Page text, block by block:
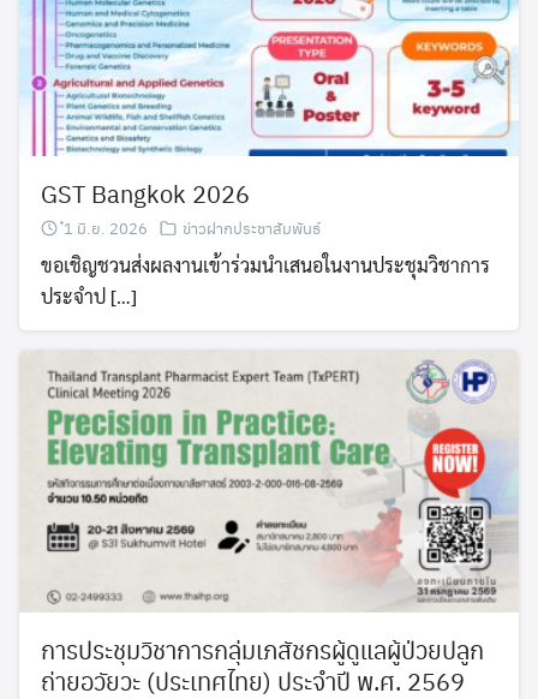
GST Bangkok 2026
๋1 มิ.ย. 2026 ข่าวฝากประชาสัมพันธ์
ขอเชิญชวนส่งผลงานเข้าร่วมนำเสนอในงานประชุมวิชาการ
ประจำป […]
การประชุมวิชาการกลุ่มเภสัชกรผู้ดูแลผู้ป่วยปลูก
ถ่ายอวัยวะ (ประเทศไทย) ประจำปี พ.ศ. 2569